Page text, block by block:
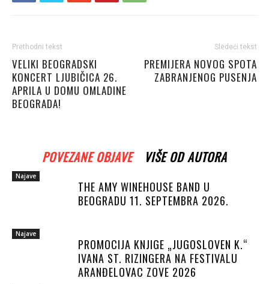
Prethodni tekst
VELIKI BEOGRADSKI
KONCERT LJUBIČICA 26.
APRILA U DOMU OMLADINE
BEOGRADA!
Sledeći tekst
PREMIJERA NOVOG SPOTA
ZABRANJENOG PUSENJA
POVEZANE OBJAVE VIŠE OD AUTORA
Najave
THE AMY WINEHOUSE BAND U
BEOGRADU 11. SEPTEMBRA 2026.
Najave
PROMOCIJA KNJIGE „JUGOSLOVEN K.“
IVANA ST. RIZINGERA NA FESTIVALU
ARANĐELOVAC ZOVE 2026